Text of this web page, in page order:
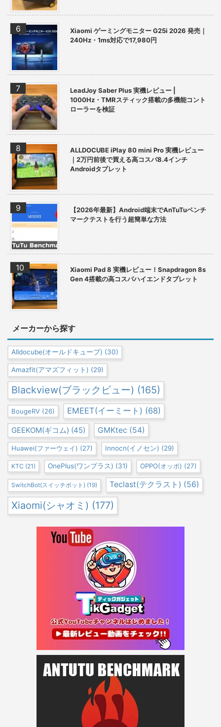
Xiaomi ゲーミングモニター G25i 2026 発売｜
240Hz・1ms対応で17,980円
LeadJoy Saber Plus 実機レビュー |
1000Hz・TMRスティック搭載の多機能コント
ローラーを検証
ALLDOCUBE iPlay 80 mini Pro 実機レビュー
｜2万円前後で買える高コスパ8.4インチ
Androidタブレット
【2026年最新】Android端末でAnTuTuベンチ
マークテストを行う超簡単な方法
Xiaomi Pad 8 実機レビュー！Snapdragon 8s
Gen 4搭載の高コスパハイエンドタブレット
メーカーから探す
Alldocube(オールドキューブ) (30)
Amazfit(アマズフィット) (29)
Blackview(ブラックビュー) (165)
BougeRV (26) EMEET(イーミート) (68)
GEEKOM(ギコム) (45) GMKtec (54)
Huawei(ファーウェイ) (27) Innocn(イノセン) (29)
KTC (21) OnePlus(ワンプラス) (31) OPPO(オッポ) (27)
SwitchBot(スイッチボット) (19) Teclast(テクラスト) (56)
Xiaomi(シャオミ) (177)